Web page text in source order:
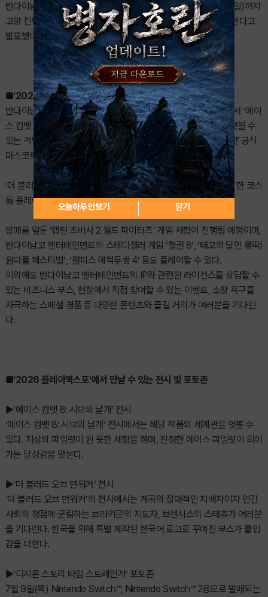
반다이남코 엔터테인먼트 코리아는 5월 21일(목)부터 5월 24일(일)까지
고양 킨텍스 제1전시장에서 열리는 ‘2026 플레이엑스포’에 참가한다고
발표했다.
■‘2026 플레이엑스포’ 참가 상세 내용 공개
반다이남코 엔터테인먼트 코리아의 ‘2026 플레이엑스포’ 부스에서 ‘에이
스 컴뱃 8: 시브의 날개’의 전시를 진행한다. 본 작품의 세계관을 엿볼 수
있는 격납고형 부스에서 방문하시는 분들을 대상으로 '에이스 컴뱃' 공식
마스코트 캐릭터인 'Nugget' 모자를 증정한다.
‘더 블러드 오브 던워커’의 브렌시스의 스태츄와 ‘앰브러스’로 분장한 코스
튬 플레이어 ‘Leon Chiro‘ 또한 놓칠 수 없는 즐거움이다.
발매를 앞둔 ‘캡틴 츠바사 2 월드 파이터즈’ 게임 체험이 진행될 예정이며,
반다이남코 엔터테인먼트의 스테디셀러 게임 ‘철권 8’, ‘태고의 달인 쿵딱!
원더풀 페스티벌’, ‘원피스 해적무쌍 4’ 등도 플레이할 수 있다.
이외에도 반다이남코 엔터테인먼트의 IP와 관련된 라이선스를 상담할 수
있는 비즈니스 부스, 현장에서 직접 참여할 수 있는 이벤트, 소장 욕구를
자극하는 스페셜 경품 등 다양한 콘텐츠와 즐길 거리가 여러분을 기다린
다.
■‘2026 플레이엑스포’에서 만날 수 있는 전시 및 포토존
▶‘에이스 컴뱃 8: 시브의 날개’ 전시
‘에이스 컴뱃 8: 시브의 날개‘ 전시에서는 해당 작품의 세계관을 엿볼 수
있다. 지상의 파일럿이 된 듯한 체험을 하며, 진정한 에이스 파일럿이 되어
가는 달성감을 맛본다.
▶‘더 블러드 오브 던워커‘ 전시
‘더 블러드 오브 던워커’의 전시에서는 계곡의 절대적인 지배자이자 인간
사회의 정점에 군림하는 브라키르의 지도자, 브렌시스의 스태츄가 여러분
을 기다린다. 한국을 위해 특별 제작된 한국어 로고로 꾸며진 부스가 몰입
감을 더한다.
▶‘디지몬 스토리 타임 스트레인저‘ 포토존
7월 9일(목) Nintendo Switch™, Nintendo Switch™ 2용으로 발매되는
오늘하루 안보기 닫기